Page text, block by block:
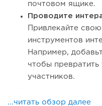
почтовом ящике.
Проводите
Привлекайте
инструментов
Например,
чтобы
участников.
...читать обзор далее